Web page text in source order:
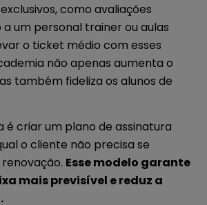
como avaliações
a um personal trainer ou aulas
o ticket médio com esses
não apenas aumenta o
também fideliza os alunos de
é criar um plano de assinatura
o cliente não precisa se
Esse modelo garante
mais previsível e reduz a